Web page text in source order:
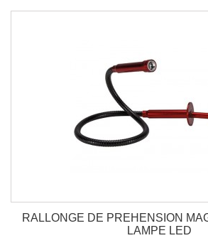
RALLONGE DE PREHENSION
LAMPE LED